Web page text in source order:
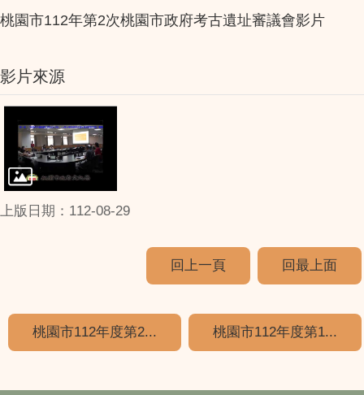
桃園市112年第2次桃園市政府考古遺址審議會影片
影片來源
上版日期：112-08-29
回上一頁 回最上面
桃園市112年度第2... 桃園市112年度第1...